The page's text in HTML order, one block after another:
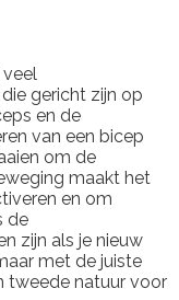
veel
gericht zijn op
en de
van een bicep
om de
maakt het
en om
de
zijn als je nieuw
met de juiste
tweede natuur voor